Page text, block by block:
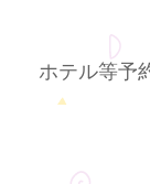
ホテル等予